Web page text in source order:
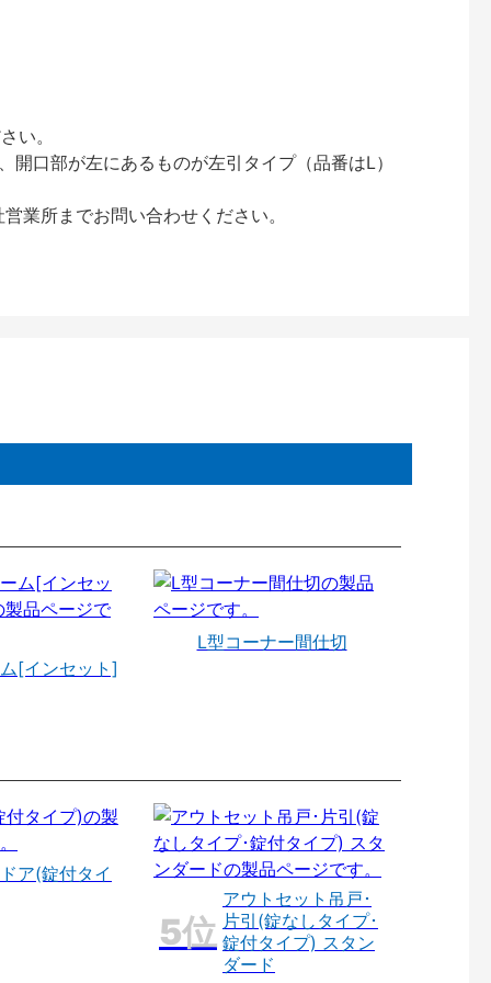
い。
口部が左にあるものが左引タイプ（品番はL）
業所までお問い合わせください。
[インセット]
L型コーナー間仕切
ア(錠付タイ
アウトセット吊戸･
片引(錠なしタイプ･
錠付タイプ) スタン
ダード